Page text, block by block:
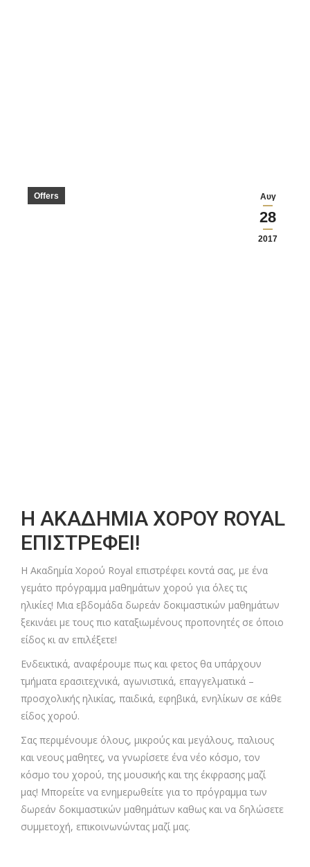
Αυγ
28
2017
Offers
Η ΑΚΑΔΗΜΙΑ ΧΟΡΟΥ ROYAL
ΕΠΙΣΤΡΕΦΕΙ!
Η Ακαδημία Χορού Royal επιστρέφει κοντά σας, με ένα
γεμάτο πρόγραμμα μαθημάτων χορού για όλες τις
ηλικίες! Μια εβδομάδα δωρεάν δοκιμαστικών μαθημάτων
ξεκινάει με τους πιο καταξιωμένους προπονητές σε όποιο
είδος κι αν επιλέξετε!
Ενδεικτικά, αναφέρουμε πως και φετος θα υπάρχουν
τμήματα ερασιτεχνικά, αγωνιστικά, επαγγελματικά –
προσχολικής ηλικίας, παιδικά, εφηβικά, ενηλίκων σε κάθε
είδος χορού.
Σας περιμένουμε όλους, μικρούς και μεγάλους, παλιους
και νεους μαθητες, να γνωρίσετε ένα νέο κόσμο, τον
κόσμο του χορού, της μουσικής και της έκφρασης μαζί
μας! Μπορείτε να ενημερωθείτε για το πρόγραμμα των
δωρεάν δοκιμαστικών μαθημάτων καθως και να δηλώσετε
συμμετοχή, επικοινωνώντας μαζί μας.